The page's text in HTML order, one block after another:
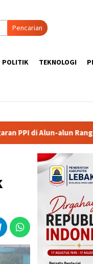
Pencarian
POLITIK TEKNOLOGI
KUA-